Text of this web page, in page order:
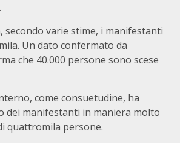
secondo varie stime, i manifestanti
Un dato confermato da
che 40.000 persone sono scese
come consuetudine, ha
dei manifestanti in maniera molto
quattromila persone.